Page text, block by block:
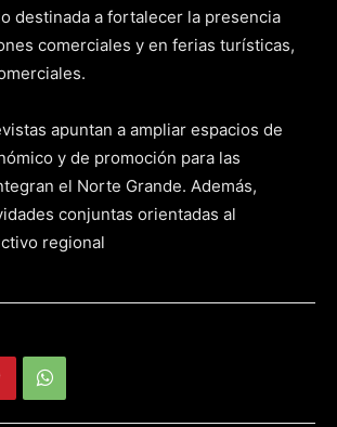
destinada a fortalecer la presencia
comerciales y en ferias turísticas,
apuntan a ampliar espacios de
y de promoción para las
el Norte Grande. Además,
conjuntas orientadas al
regional